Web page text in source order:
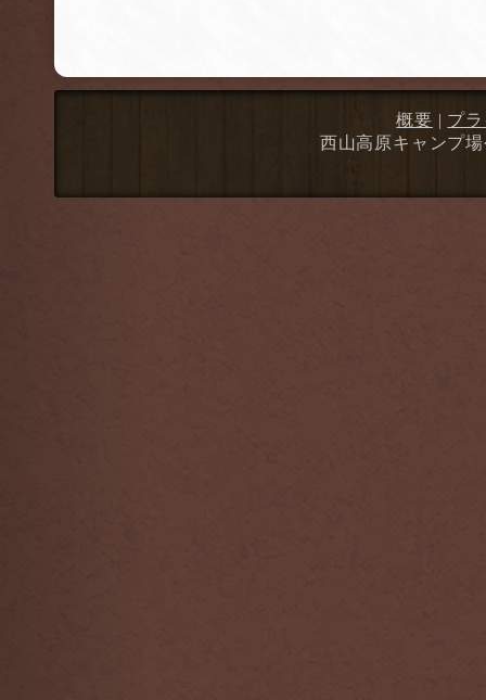
概要 | プ
西山高原キャンプ